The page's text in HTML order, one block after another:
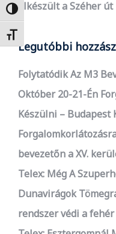
Nagy kontraszt váltása
Betűméret váltása
Elkészült a Széher
Legutóbbi
Folytatódik Az M3
Október 20-21-Én
Készülni – Budapest
bevezetőn a XV.
Telex: Még A
Dunavirágok
rendszer védi a